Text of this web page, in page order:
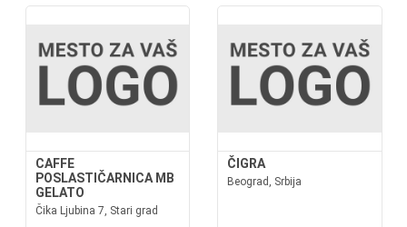
CAFFE
POSLASTIČARNICA MB
GELATO
Čika Ljubina 7, Stari grad
ČIGRA
Beograd, Srbija